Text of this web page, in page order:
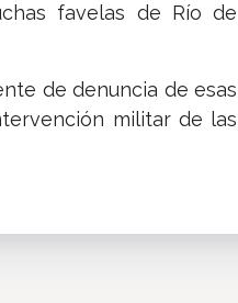
favelas de Río de
de denuncia de esas
militar de las